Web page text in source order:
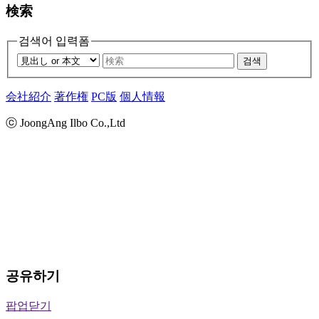
検索
검색어 입력폼
검색
会社紹介 著作権 PC版 個人情報
ⓒ JoongAng Ilbo Co.,Ltd
공유하기
팝업닫기